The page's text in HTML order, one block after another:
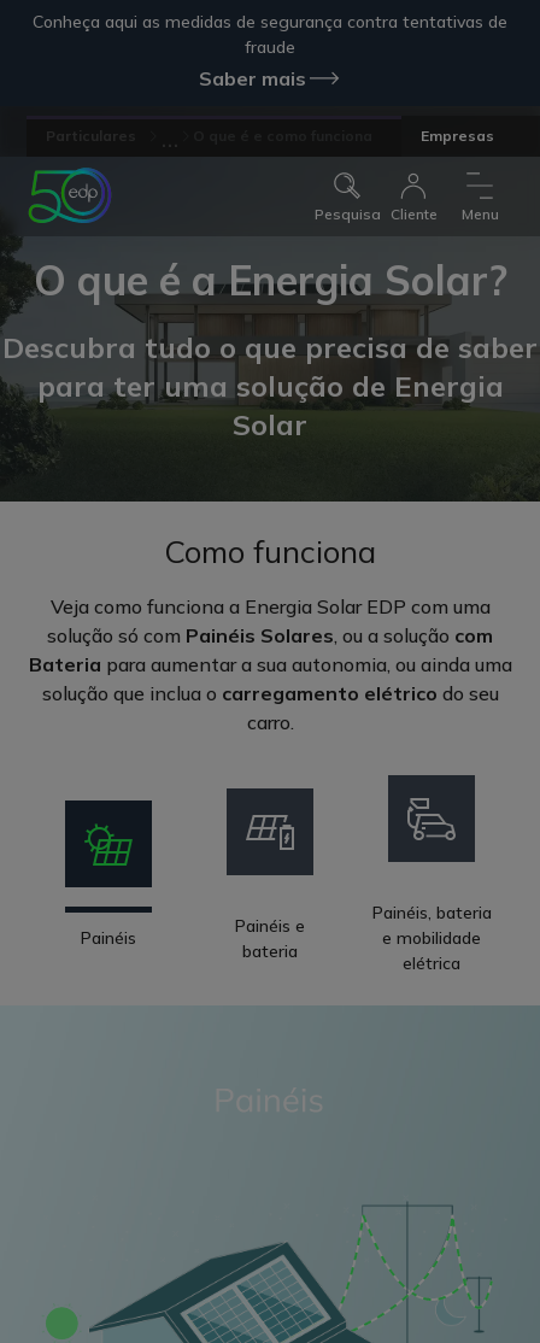
Conheça aqui as medidas de segurança contra tentativas de
fraude
Saber mais
Empresas
Pesquisa Cliente Menu
O que é a Energia Solar?
Descubra tudo o que precisa de saber
para ter uma solução de Energia
Solar
Como funciona
Veja como funciona a Energia Solar EDP com uma
solução só com Painéis Solares, ou a solução com
Bateria para aumentar a sua autonomia, ou ainda uma
solução que inclua o carregamento elétrico do seu
carro.
Painéis
Painéis e
bateria
Painéis, bateria
e mobilidade
elétrica